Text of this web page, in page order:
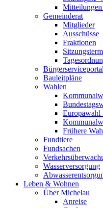
Mitteilungen
Gemeinderat
Mitglieder
Ausschüsse
Fraktionen
Bürgerserviceportal
Bauleitpläne
Wahlen
Europawahl
Frühere
Fundtiere
Fundsachen
Wasserversorgung
Leben & Wohnen
Über Michelau
Anreise